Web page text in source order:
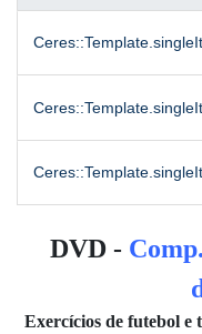
DVD -
Exercícios de futebol e